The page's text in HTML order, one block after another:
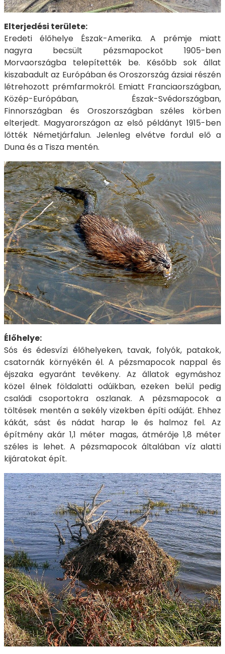
Elterjedési területe:
Eredeti élőhelye Észak-Amerika. A prémje miatt
nagyra becsült pézsmapockot 1905-ben
Morvaországba telepítették be. Később sok állat
kiszabadult az Európában és Oroszország ázsiai részén
létrehozott prémfarmokról. Emiatt Franciaországban,
Közép-Európában, Észak-Svédországban,
Finnországban és Oroszországban széles körben
elterjedt. Magyarországon az első példányt 1915-ben
lőtték Németjárfalun. Jelenleg elvétve fordul elő a
Duna és a Tisza mentén.
Élőhelye:
Sós és édesvízi élőhelyeken, tavak, folyók, patakok,
csatornák környékén él. A pézsmapocok nappal és
éjszaka egyaránt tevékeny. Az állatok egymáshoz
közel élnek földalatti odúikban, ezeken belül pedig
családi csoportokra oszlanak. A pézsmapocok a
töltések mentén a sekély vizekben építi odúját. Ehhez
kákát, sást és nádat harap le és halmoz fel. Az
építmény akár 1,1 méter magas, átmérője 1,8 méter
széles is lehet. A pézsmapocok általában víz alatti
kijáratokat épít.